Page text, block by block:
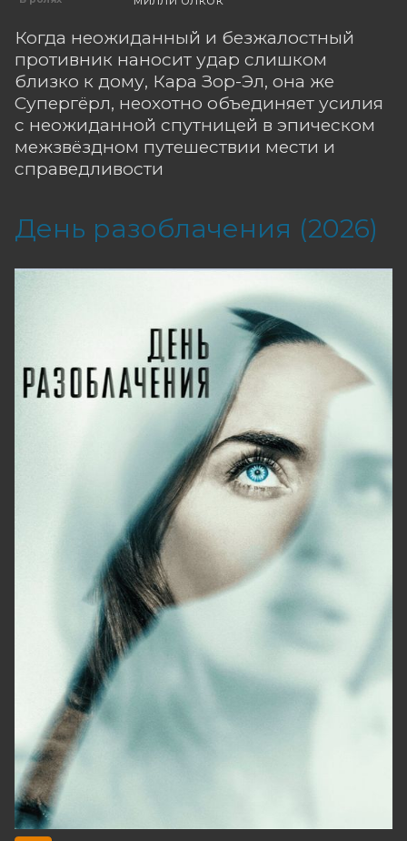
Когда неожиданный и безжалостный
противник наносит удар слишком
близко к дому, Кара Зор-Эл, она же
Супергёрл, неохотно объединяет усилия
с неожиданной спутницей в эпическом
межзвёздном путешествии мести и
справедливости
День разоблачения (2026)